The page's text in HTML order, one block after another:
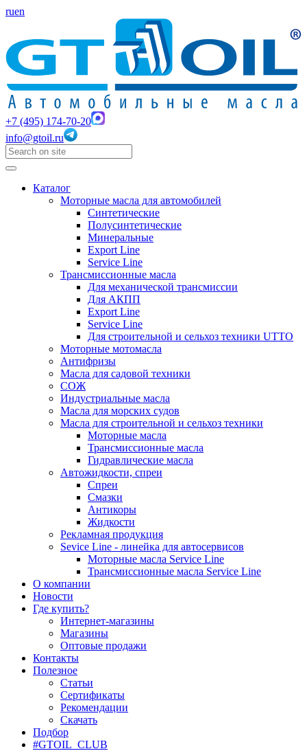
ruen
+7 (495) 174-70-20
info@gtoil.ru
Каталог
Моторные масла для автомобилей
Синтетические
Полусинтетические
Минеральные
Export Line
Service Line
Трансмиссионные масла
Для механической трансмиссии
Для АКПП
Export Line
Service Line
Для строительной и сельхоз техники UTTO
Моторные мотомасла
Антифризы
Масла для садовой техники
СОЖ
Индустриальные масла
Масла для морских судов
Масла для строительной и сельхоз техники
Моторные масла
Трансмиссионные масла
Гидравлические масла
Автожидкости, спреи
Спреи
Смазки
Антикоры
Жидкости
Рекламная продукция
Sevice Line - линейка для автосервисов
Моторные масла Service Line
Трансмиссионные масла Service Line
О компании
Новости
Где купить?
Интернет-магазины
Магазины
Оптовые продажи
Контакты
Полезное
Статьи
Сертификаты
Рекомендации
Скачать
Подбор
#GTOIL_CLUB